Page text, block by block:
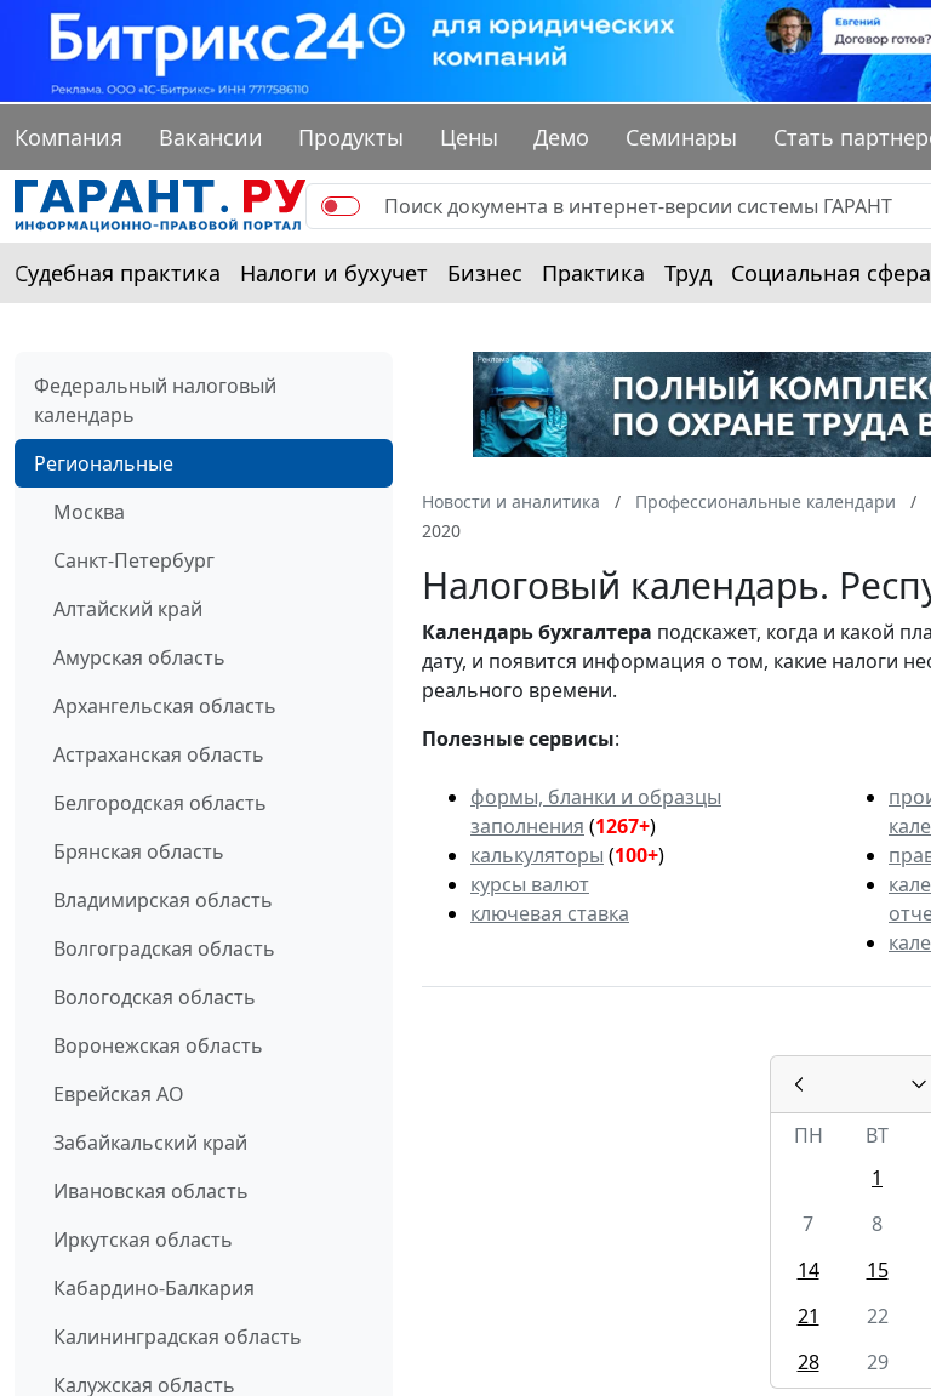
Компания Вакансии Продукты Цены Демо Семинары Стать
Судебная практика Налоги и бухучет Бизнес Практика Труд Социальная сфера
Федеральный налоговый
календарь
Региональные
Москва
Санкт-Петербург
Алтайский край
Амурская область
Архангельская область
Астраханская область
Белгородская область
Брянская область
Владимирская область
Волгоградская область
Вологодская область
Воронежская область
Еврейская АО
Забайкальский край
Ивановская область
Иркутская область
Кабардино-Балкария
Калининградская область
Калужская область
Новости и аналитика Профессиональные календари
2020
Налоговый календарь.
Календарьбухгалтера подскажет, когда и какой
дату, и появится информация о том, какие налоги
реального времени.
Полезные сервисы:
формы, бланки и образцы
заполнения (1267+)
калькуляторы (100+)
курсы валют
ключевая ставка
ПН
ВТ
1
7
8
14
15
21
22
28
29